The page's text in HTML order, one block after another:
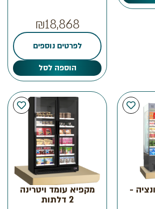
₪18,868
לפרטים נוספים
הוספה לסל
-
מקפיא עומד ויטרינה
2 דלתות